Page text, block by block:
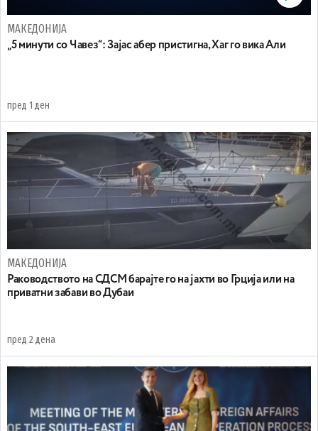
МАКЕДОНИЈА
„5 минути со Чавез“: Зајас абер пристигна, Хаг го вика Али
пред 1 ден
МАКЕДОНИЈА
Раководството на СДСМ барајте го на јахти во Грција или на
приватни забави во Дубаи
пред 2 дена